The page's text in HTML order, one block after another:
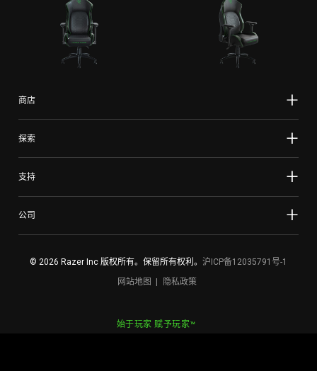
商店
探索
支持
公司
© 2026 Razer Inc 版权所有。保留所有权利。 沪ICP备12035791号-1
网站地图
隐私政策
始于玩家 赋予玩家™